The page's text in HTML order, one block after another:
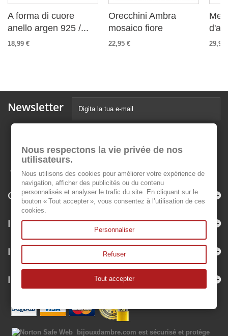
A forma di cuore
anello argen 925 /...
18,99 €
Orecchini Ambra
mosaico fiore
22,95 € 29,99
Newsletter
Categorie
Informazioni
Il mio account
Informazioni negozio
bijouxdambre.com est sécurisé et protège
Nous respectons la vie privée de nos
utilisateurs.
Nous utilisons des cookies pour améliorer votre expérience de
navigation, afficher des publicités ou du contenu
personnalisés et analyser le trafic du site. En cliquant sur le
bouton « Tout accepter », vous consentez à l’utilisation de ces
cookies.
Personnaliser
Refuser
Tout accepter